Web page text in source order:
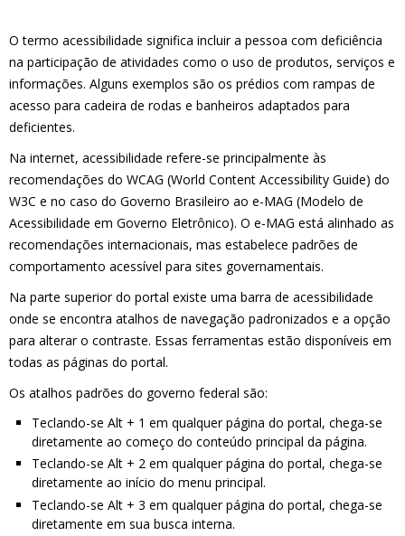
O termo acessibilidade significa incluir a pessoa com deficiência
na participação de atividades como o uso de produtos, serviços e
informações. Alguns exemplos são os prédios com rampas de
acesso para cadeira de rodas e banheiros adaptados para
deficientes.
Na internet, acessibilidade refere-se principalmente às
recomendações do WCAG (World Content Accessibility Guide) do
W3C e no caso do Governo Brasileiro ao e-MAG (Modelo de
Acessibilidade em Governo Eletrônico). O e-MAG está alinhado as
recomendações internacionais, mas estabelece padrões de
comportamento acessível para sites governamentais.
Na parte superior do portal existe uma barra de acessibilidade
onde se encontra atalhos de navegação padronizados e a opção
para alterar o contraste. Essas ferramentas estão disponíveis em
todas as páginas do portal.
Os atalhos padrões do governo federal são:
Teclando-se Alt + 1 em qualquer página do portal, chega-se
diretamente ao começo do conteúdo principal da página.
Teclando-se Alt + 2 em qualquer página do portal, chega-se
diretamente ao início do menu principal.
Teclando-se Alt + 3 em qualquer página do portal, chega-se
diretamente em sua busca interna.